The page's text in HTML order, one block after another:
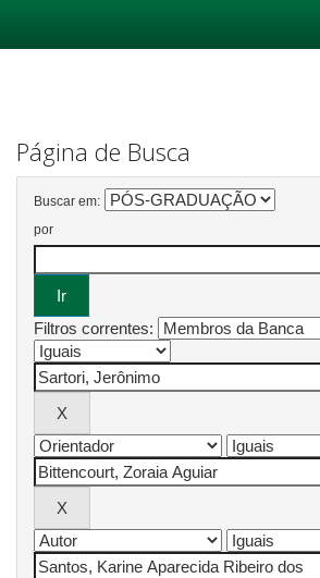
Página de Busca
Buscar em:
por
Filtros correntes: